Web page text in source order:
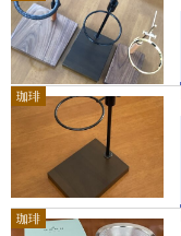
珈琲
珈琲